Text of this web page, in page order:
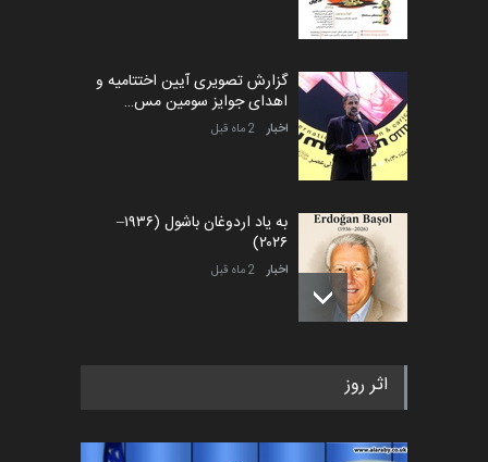
گزارش تصویری آیین اختتامیه و
اهدای جوایز سومین مس…
اخبار 2 ماه قبل
به یاد اردوغان باشول (۱۹۳۶–
۲۰۲۶)
اخبار 2 ماه قبل
رویداد کارگاهی کارتون و پوستر
اخبار 6 ماه قبل
اثر روز